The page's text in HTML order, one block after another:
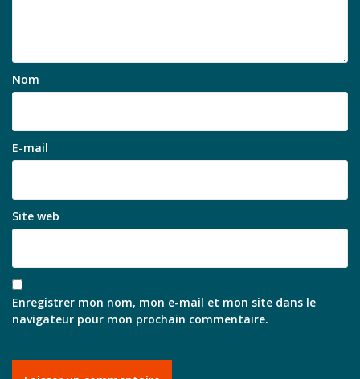
Nom
E-mail
Site web
Enregistrer mon nom, mon e-mail et mon site dans le
navigateur pour mon prochain commentaire.